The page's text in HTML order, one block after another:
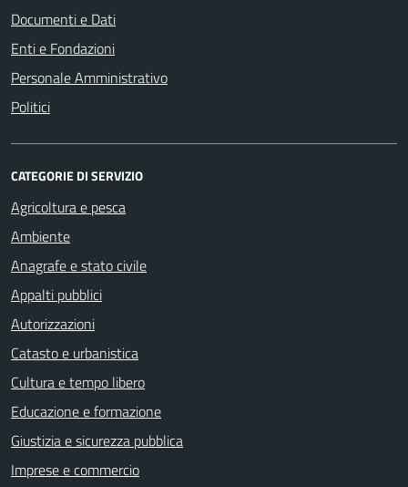
Documenti e Dati
Enti e Fondazioni
Personale Amministrativo
Politici
CATEGORIE DI SERVIZIO
Agricoltura e pesca
Ambiente
Anagrafe e stato civile
Appalti pubblici
Autorizzazioni
Catasto e urbanistica
Cultura e tempo libero
Educazione e formazione
Giustizia e sicurezza pubblica
Imprese e commercio